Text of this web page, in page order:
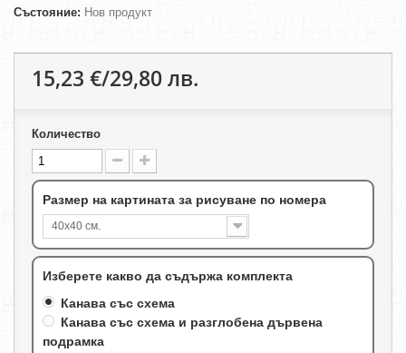
Състояние: Нов продукт
15,23 €/29,80 лв.
Количество
Размер на картината за рисуване по номера
40х40 см.
Изберете какво да съдържа комплекта
Канава със схема
Канава със схема и разглобена дървена
подрамка